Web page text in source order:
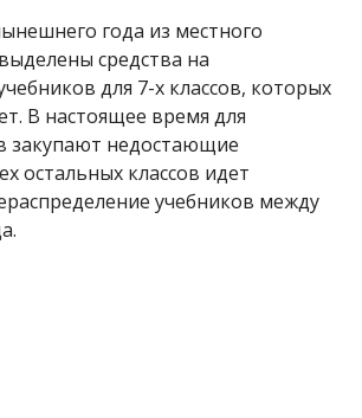
года из местного
средства на
для 7-х классов, которых
В настоящее время для
закупают недостающие
остальных классов идет
учебников между